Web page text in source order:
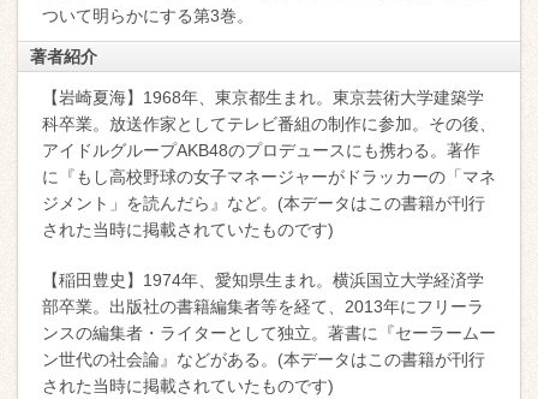
ついて明らかにする第3巻。
著者紹介
【岩崎夏海】1968年、東京都生まれ。東京芸術大学建築学
科卒業。放送作家としてテレビ番組の制作に参加。その後、
アイドルグループAKB48のプロデュースにも携わる。著作
に『もし高校野球の女子マネージャーがドラッカーの「マネ
ジメント」を読んだら』など。(本データはこの書籍が刊行
された当時に掲載されていたものです)
【稲田豊史】1974年、愛知県生まれ。横浜国立大学経済学
部卒業。出版社の書籍編集者等を経て、2013年にフリーラ
ンスの編集者・ライターとして独立。著書に『セーラームー
ン世代の社会論』などがある。(本データはこの書籍が刊行
された当時に掲載されていたものです)